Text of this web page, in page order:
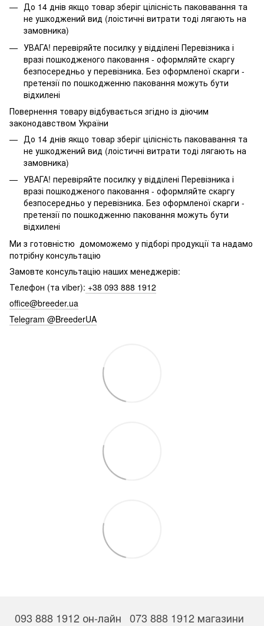
До 14 днів якщо товар зберіг цілісність паковавання та
не ушкоджений вид (лоістичні витрати тоді лягають на
замовника)
УВАГА! перевіряйте посилку у відділені Перевізника і
вразі пошкодженого паковання - оформляйте скаргу
безпосередньо у перевізника. Без оформленої скарги -
претензії по пошкодженню паковання можуть бути
відхилені
Повернення товару відбувається згідно із діючим
законодавством України
До 14 днів якщо товар зберіг цілісність паковавання та
не ушкоджений вид (лоістичні витрати тоді лягають на
замовника)
УВАГА! перевіряйте посилку у відділені Перевізника і
вразі пошкодженого паковання - оформляйте скаргу
безпосередньо у перевізника. Без оформленої скарги -
претензії по пошкодженню паковання можуть бути
відхилені
Ми з готовністю домоможемо у підборі продукції та надамо
потрібну консультацію
Замовте консультацію наших менеджерів:
Телефон (та viber): +38 093 888 1912
office@breeder.ua
Telegram @BreederUA
093 888 1912 он-лайн 073 888 1912 магазини